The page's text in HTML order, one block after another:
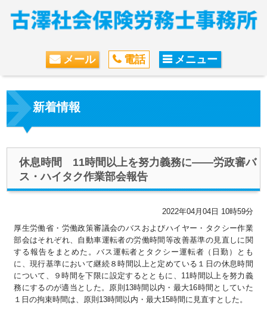
メール 電話 メニュー
新着情報
休息時間 11時間以上を努力義務に――労政審バ
ス・ハイタク作業部会報告
2022年04月04日 10時59分
厚生労働省・労働政策審議会のバスおよびハイヤー・タクシー作業
部会はそれぞれ、自動車運転者の労働時間等改善基準の見直しに関
する報告をまとめた。バス運転者とタクシー運転者（日勤）とも
に、現行基準において継続８時間以上と定めている１日の休息時間
について、９時間を下限に設定するとともに、11時間以上を努力義
務にするのが適当とした。原則13時間以内・最大16時間としていた
１日の拘束時間は、原則13時間以内・最大15時間に見直すとした。